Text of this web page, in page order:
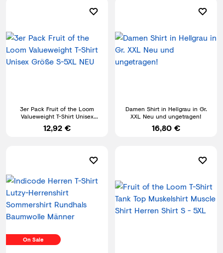
3er Pack Fruit of the Loom
Valueweight T-Shirt Unisex
Größe S-5XL NEU
12,92 €
Damen Shirt in Hellgrau in Gr.
XXL Neu und ungetragen!
16,80 €
On Sale